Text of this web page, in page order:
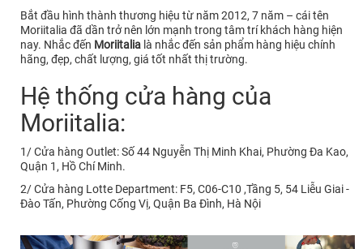
Bắt đầu hình thành thương hiệu từ năm 2012, 7 năm – cái tên
Moriitalia đã dần trở nên lớn mạnh trong tâm trí khách hàng hiện
nay. Nhắc đến Moriitalia là nhắc đến sản phẩm hàng hiệu chính
hãng, đẹp, chất lượng, giá tốt nhất thị trường.
Hệ thống cửa hàng của
Moriitalia:
1/ Cửa hàng Outlet: Số 44 Nguyễn Thị Minh Khai, Phường Đa Kao,
Quận 1, Hồ Chí Minh.
2/ Cửa hàng Lotte Department: F5, C06-C10 ,Tầng 5, 54 Liễu Giai -
Đào Tấn, Phường Cống Vị, Quận Ba Đình, Hà Nội